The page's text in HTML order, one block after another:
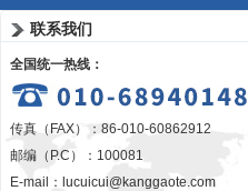
联系我们
全国统一热线：
传真（FAX）：86-010-60862912
邮编（P.C）：100081
E-mail： lucuicui@kanggaote.com